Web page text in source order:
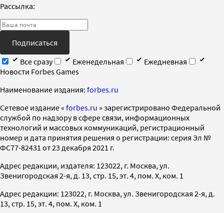
Рассылка:
Подписаться
Все сразу
Еженедельная
Ежедневная
Новости Forbes Games
Наименование издания: forbes.ru
Cетевое издание « forbes.ru » зарегистрировано Федеральной
службой по надзору в сфере связи, информационных
технологий и массовых коммуникаций, регистрационный
номер и дата принятия решения о регистрации: серия Эл №
ФС77-82431 от 23 декабря 2021 г.
Адрес редакции, издателя: 123022, г. Москва, ул.
Звенигородская 2-я, д. 13, стр. 15, эт. 4, пом. X, ком. 1
Адрес редакции: 123022, г. Москва, ул. Звенигородская 2-я, д.
13, стр. 15, эт. 4, пом. X, ком. 1